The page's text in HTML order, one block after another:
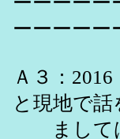
ーーーーー
Ａ３：
と現地で
ましては